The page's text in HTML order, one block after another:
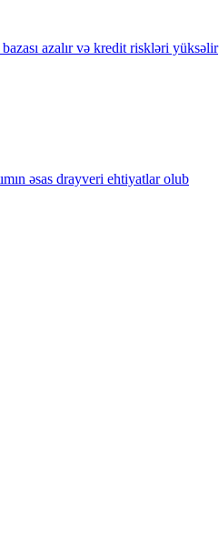
azalır və kredit riskləri yüksəlir
əsas drayveri ehtiyatlar olub